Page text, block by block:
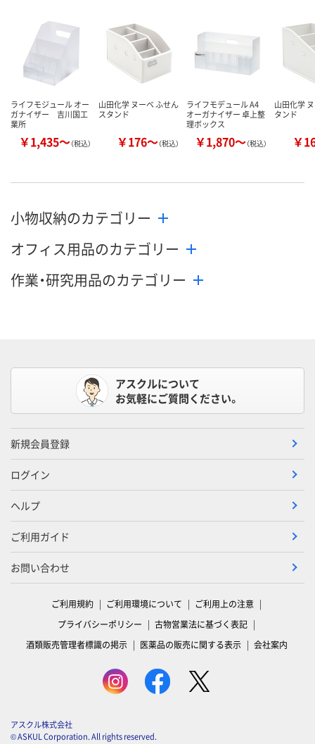
カゴへ カ
ライフモジュール オー
ガナイザー 吉川国工
業所
￥1,435～（税込）
山田化学 ヌーベ ふせん
スタンド
￥176～（税込）
ライフモデュール A4
オーガナイザー 卓上整
理ボックス
￥1,870～（税込）
山田化学
タンド
￥
小物収納のカテゴリー
オフィス用品のカテゴリー
作業・研究用品のカテゴリー
アスクルについて
お気軽にご質問ください。
新規会員登録
ログイン
ヘルプ
ご利用ガイド
お問い合わせ
ご利用規約 ご利用環境について
ご利用上の注意
プライバシーポリシー
古物営業法に基づく表記
酒類販売管理者標識の掲示
医薬品の販売に関する表示 会社案内
アスクル株式会社
© ASKUL Corporation. All rights reserved.